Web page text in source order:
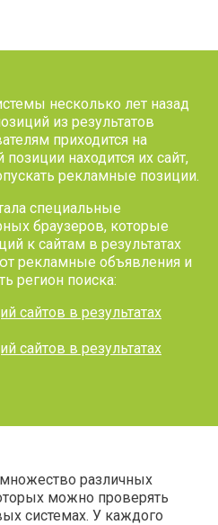
несколько лет назад
из результатов
приходится на
позиции находится их сайт,
рекламные позиции.
специальные
браузеров, которые
к сайтам в результатах
рекламные объявления и
регион поиска:
сайтов в результатах
сайтов в результатах
различных
можно проверять
системах. У каждого